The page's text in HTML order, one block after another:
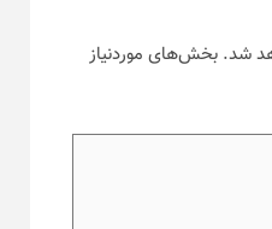
شد. بخش‌های موردنیاز